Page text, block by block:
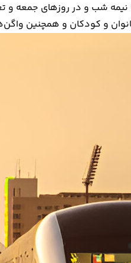
و کودکان و همچنین